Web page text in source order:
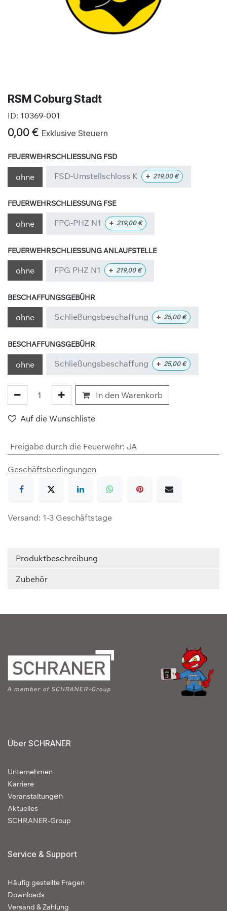
RSM Coburg Stadt
ID: 10369-001
0,00€ Exklusive Steuern
FEUERWEHRSCHLIESSUNG FSD
ohne FSD-Umstellschloss K + 219,00€
FEUERWEHRSCHLIESSUNG FSE
ohne FPG-PHZ N1 + 219,00€
FEUERWEHRSCHLIESSUNG ANLAUFSTELLE
ohne FPG PHZ N1 + 219,00€
BESCHAFFUNGSGEBÜHR
ohne Schließungsbeschaffung + 25,00€
BESCHAFFUNGSGEBÜHR
ohne Schließungsbeschaffung + 25,00€
In den Warenkorb
Auf die Wunschliste
Freigabe durch die Feuerwehr: JA
Geschäftsbedingungen
Versand: 1-3 Geschäftstage
Produktbeschreibung
Zubehör
Über SCHRANER
Unternehmen
Karriere
Veranstaltungen
Aktuelles
SCHRANER-Group
Service & Support
Häufig gestellte Fragen
Downloads
Versand & Zahlung